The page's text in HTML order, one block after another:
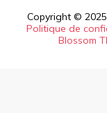
Copyright ©
Politique de
Blossom